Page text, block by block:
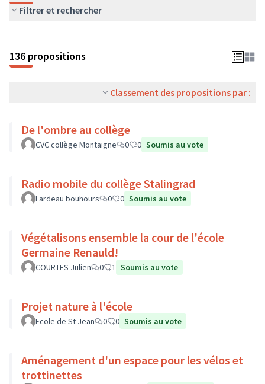
Filtrer et rechercher
136 propositions
Classement des propositions par :
De l'ombre au collège
CVC collège Montaigne 0 0 Soumis au vote
Radio mobile du collège Stalingrad
Lardeau bouhours 0 0 Soumis au vote
Végétalisons ensemble la cour de l'école
Germaine Renauld!
COURTES Julien 0 1 Soumis au vote
Projet nature à l'école
Ecole de St Jean 0 0 Soumis au vote
Aménagement d'un espace pour les vélos et
trottinettes